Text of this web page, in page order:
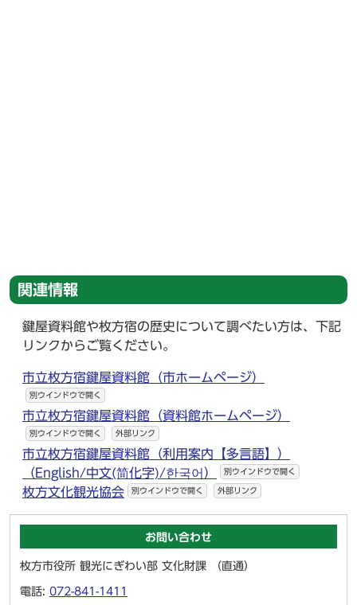
関連情報
鍵屋資料館や枚方宿の歴史について調べたい方は、下記
リンクからご覧ください。
市立枚方宿鍵屋資料館（市ホームページ）
別ウインドウで開く
市立枚方宿鍵屋資料館（資料館ホームページ）
別ウインドウで開く 外部リンク
市立枚方宿鍵屋資料館（利用案内【多言語】）
（English/中文(简化字)/한국어）
別ウインドウで開く
枚方文化観光協会 別ウインドウで開く 外部リンク
お問い合わせ
枚方市役所 観光にぎわい部 文化財課 （直通）
電話: 072-841-1411